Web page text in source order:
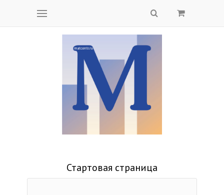
Стартовая страница